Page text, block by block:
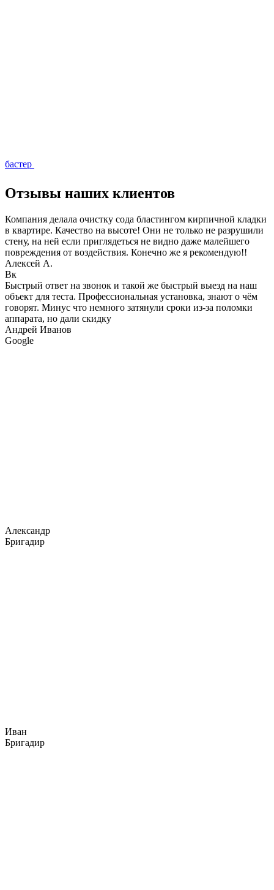
бастер
Отзывы наших клиентов
Компания делала очистку сода бластингом кирпичной кладки
в квартире. Качество на высоте! Они не только не разрушили
стену, на ней если приглядеться не видно даже малейшего
повреждения от воздействия. Конечно же я рекомендую!!
Алексей А.
Вк
Быстрый ответ на звонок и такой же быстрый выезд на наш
объект для теста. Профессиональная установка, знают о чём
говорят. Минус что немного затянули сроки из-за поломки
аппарата, но дали скидку
Андрей Иванов
Google
Александр
Бригадир
Иван
Бригадир